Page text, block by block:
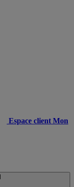
Espace client Mon